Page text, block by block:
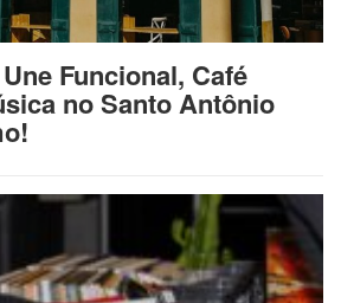
Funcional, Café
no Santo Antônio